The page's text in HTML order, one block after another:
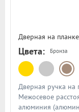
Дверная на
Цвета: Бронза
Дверная ручка
Межосевое
алюминия